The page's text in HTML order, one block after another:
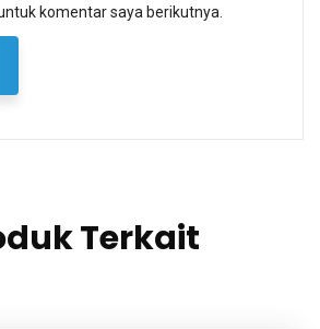
komentar saya berikutnya.
Terkait